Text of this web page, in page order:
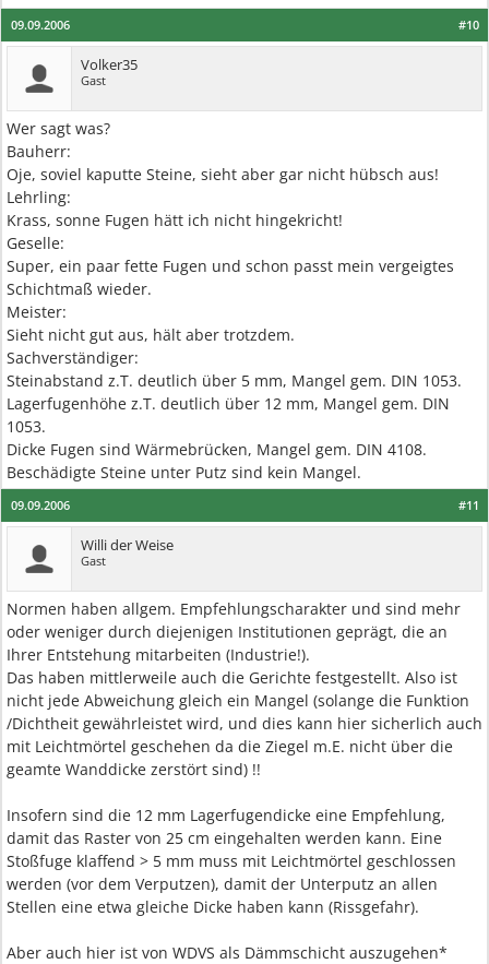
#10
09.09.2006
Volker35
Gast
Wer sagt was?
Bauherr:
Oje, soviel kaputte Steine, sieht aber gar nicht hübsch aus!
Lehrling:
Krass, sonne Fugen hätt ich nicht hingekricht!
Geselle:
Super, ein paar fette Fugen und schon passt mein vergeigtes
Schichtmaß wieder.
Meister:
Sieht nicht gut aus, hält aber trotzdem.
Sachverständiger:
Steinabstand z.T. deutlich über 5 mm, Mangel gem. DIN 1053.
Lagerfugenhöhe z.T. deutlich über 12 mm, Mangel gem. DIN
1053.
Dicke Fugen sind Wärmebrücken, Mangel gem. DIN 4108.
Beschädigte Steine unter Putz sind kein Mangel.
#11
09.09.2006
Willi der Weise
Gast
Normen haben allgem. Empfehlungscharakter und sind mehr
oder weniger durch diejenigen Institutionen geprägt, die an
Ihrer Entstehung mitarbeiten (Industrie!).
Das haben mittlerweile auch die Gerichte festgestellt. Also ist
nicht jede Abweichung gleich ein Mangel (solange die Funktion
/Dichtheit gewährleistet wird, und dies kann hier sicherlich auch
mit Leichtmörtel geschehen da die Ziegel m.E. nicht über die
geamte Wanddicke zerstört sind) !!
Insofern sind die 12 mm Lagerfugendicke eine Empfehlung,
damit das Raster von 25 cm eingehalten werden kann. Eine
Stoßfuge klaffend > 5 mm muss mit Leichtmörtel geschlossen
werden (vor dem Verputzen), damit der Unterputz an allen
Stellen eine etwa gleiche Dicke haben kann (Rissgefahr).
Aber auch hier ist von WDVS als Dämmschicht auszugehen*